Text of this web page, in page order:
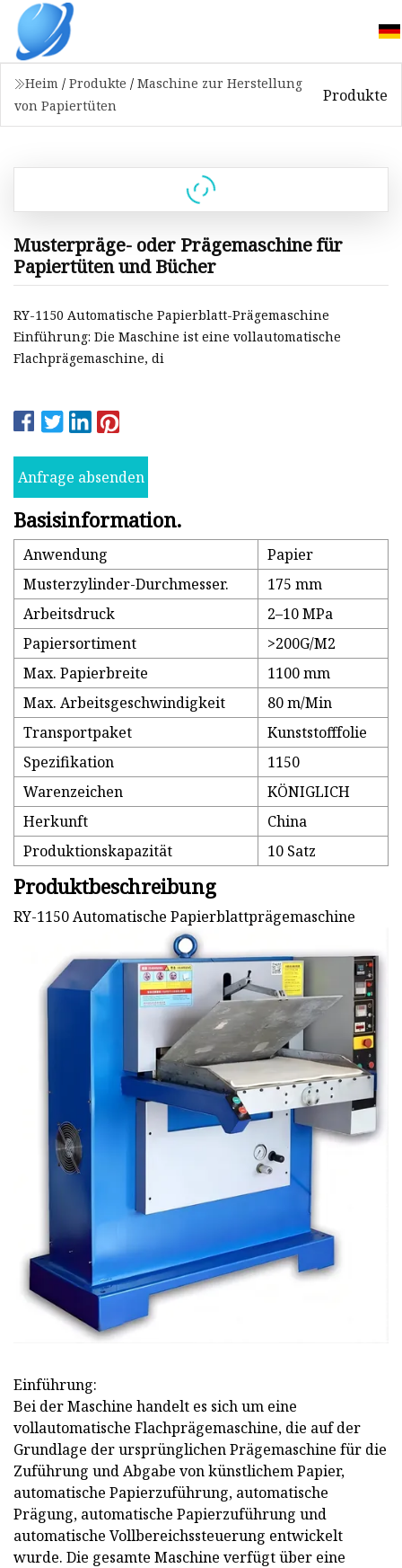
Heim / Produkte / Maschine zur Herstellung
von Papiertüten
Produkte
Musterpräge- oder Prägemaschine für
Papiertüten und Bücher
RY-1150 Automatische Papierblatt-Prägemaschine
Einführung: Die Maschine ist eine vollautomatische
Flachprägemaschine, di
Anfrage absenden
Basisinformation.
Anwendung
Papier
Musterzylinder-Durchmesser.
175 mm
Arbeitsdruck
2–10 MPa
Papiersortiment
>200G/M2
Max. Papierbreite
1100 mm
Max. Arbeitsgeschwindigkeit
80 m/Min
Transportpaket
Kunststofffolie
Spezifikation
1150
Warenzeichen
KÖNIGLICH
Herkunft
China
Produktionskapazität
10 Satz
Produktbeschreibung
RY-1150 Automatische Papierblattprägemaschine
Einführung:
Bei der Maschine handelt es sich um eine
vollautomatische Flachprägemaschine, die auf der
Grundlage der ursprünglichen Prägemaschine für die
Zuführung und Abgabe von künstlichem Papier,
automatische Papierzuführung, automatische
Prägung, automatische Papierzuführung und
automatische Vollbereichssteuerung entwickelt
wurde. Die gesamte Maschine verfügt über eine